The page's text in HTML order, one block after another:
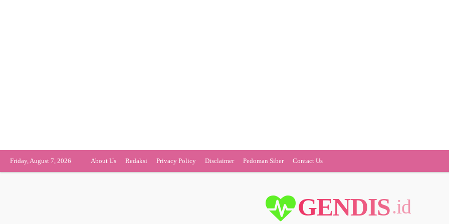
Friday, August 7, 2026 About Us Redaksi Privacy Policy Disclaimer Pedoman Siber Contact Us
GENDIS.id